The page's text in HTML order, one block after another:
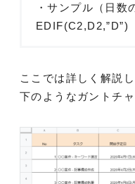
・サンプル（日数
EDIF(C2,D2,”D”)
ここでは詳しく解説
下のようなガントチ